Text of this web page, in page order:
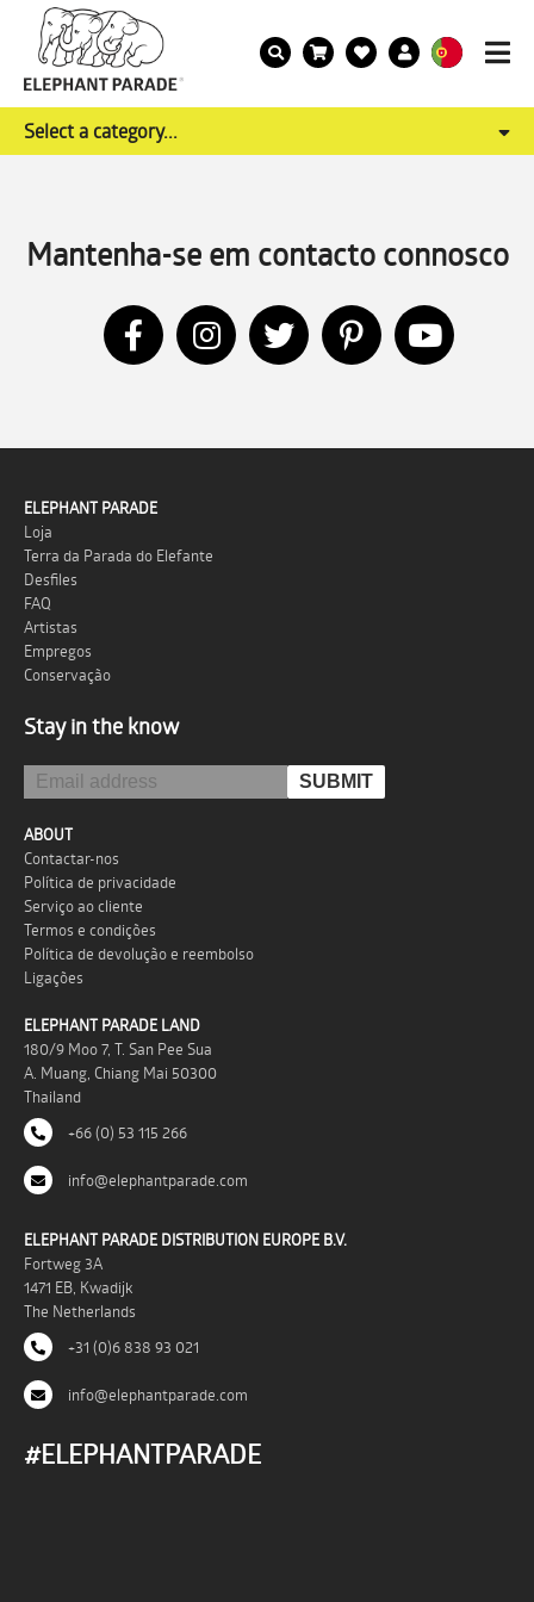
Select a category...
Mantenha-se em contacto connosco
ELEPHANT PARADE
Loja
Terra da Parada do Elefante
Desfiles
FAQ
Artistas
Empregos
Conservação
Stay in the know
ABOUT
Contactar-nos
Política de privacidade
Serviço ao cliente
Termos e condições
Política de devolução e reembolso
Ligações
ELEPHANT PARADE LAND
180/9 Moo 7, T. San Pee Sua
A. Muang, Chiang Mai 50300
Thailand
+66 (0) 53 115 266
info@elephantparade.com
ELEPHANT PARADE DISTRIBUTION EUROPE B.V.
Fortweg 3A
1471 EB, Kwadijk
The Netherlands
+31 (0)6 838 93 021
info@elephantparade.com
#ELEPHANTPARADE